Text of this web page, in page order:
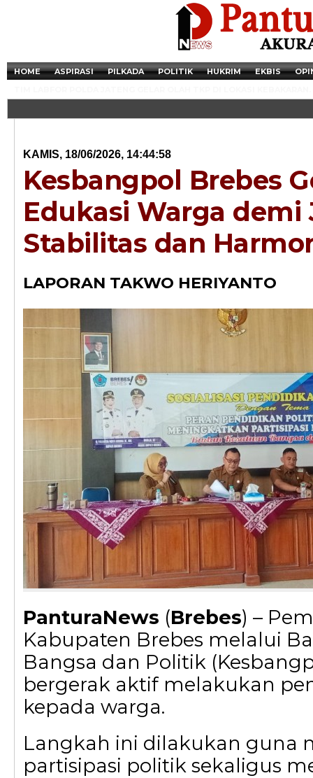
HOME ASPIRASI PILKADA POLITIK HUKRIM EKBIS
Razia Transaksi
KAMIS, 18/06/2026, 14:44:58
Kesbangpol Brebes
Edukasi Warga demi
Stabilitas dan
LAPORAN TAKWO HERIYANTO
PanturaNews (Brebes) –
Kabupaten Brebes melalui
Bangsa dan Politik
bergerak aktif melakukan
kepada warga.
Langkah ini dilakukan guna
partisipasi politik sekaligus